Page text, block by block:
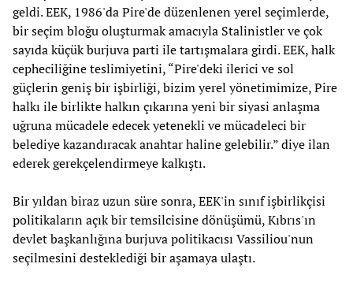
geldi. EEK, 1986'da Pire'de düzenlenen yerel seçimlerde,
bir seçim bloğu oluşturmak amacıyla Stalinistler ve çok
sayıda küçük burjuva parti ile tartışmalara girdi. EEK, halk
cepheciliğine teslimiyetini, “Pire'deki ilerici ve sol
güçlerin geniş bir işbirliği, bizim yerel yönetimimize, Pire
halkı ile birlikte halkın çıkarına yeni bir siyasi anlaşma
uğruna mücadele edecek yetenekli ve mücadeleci bir
belediye kazandıracak anahtar haline gelebilir.” diye ilan
ederek gerekçelendirmeye kalkıştı.
Bir yıldan biraz uzun süre sonra, EEK'in sınıf işbirlikçisi
politikaların açık bir temsilcisine dönüşümü, Kıbrıs'ın
devlet başkanlığına burjuva politikacısı Vassiliou'nun
seçilmesini desteklediği bir aşamaya ulaştı.